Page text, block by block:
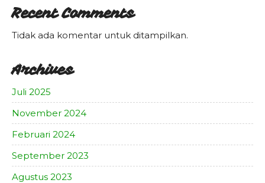
Recent Comments
Tidak ada komentar untuk ditampilkan.
Archives
Juli 2025
November 2024
Februari 2024
September 2023
Agustus 2023